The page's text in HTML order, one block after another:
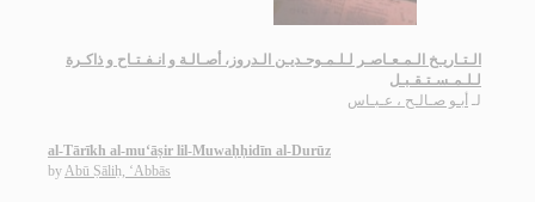
الـتـاريـخ الـمـعـاصـر لـلـمـوحـديـن الـدروز، أصـالـة و انـفـتـاح و ذاكـرة
لـلـمـسـتـقـبـل
لـ أبـو صـالـح ، عـبـاس
al-Tārīkh al-mu‘āṣir lil-Muwaḥḥidīn al-Durūz
byAbū Ṣāliḥ, ‘Abbās